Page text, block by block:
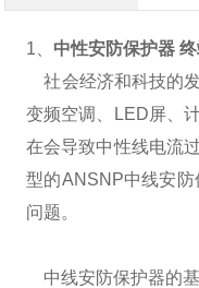
1、 中性安防保护器
社会经济和科技的
变频空调、LED屏、
在会导致中性线电流
型的ANSNP中线安防
问题。
中线安防保护器的